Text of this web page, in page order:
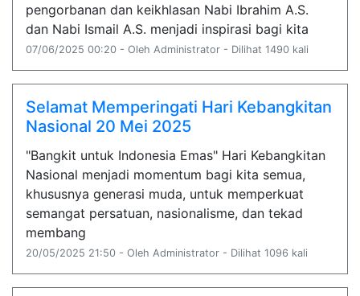
pengorbanan dan keikhlasan Nabi Ibrahim A.S.
dan Nabi Ismail A.S. menjadi inspirasi bagi kita
07/06/2025 00:20 - Oleh Administrator - Dilihat 1490 kali
Selamat Memperingati Hari Kebangkitan
Nasional 20 Mei 2025
"Bangkit untuk Indonesia Emas" Hari Kebangkitan
Nasional menjadi momentum bagi kita semua,
khususnya generasi muda, untuk memperkuat
semangat persatuan, nasionalisme, dan tekad
membang
20/05/2025 21:50 - Oleh Administrator - Dilihat 1096 kali